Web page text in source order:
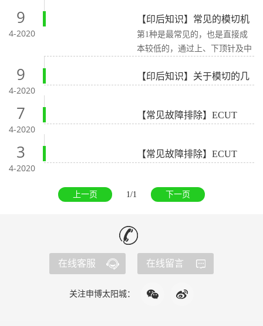
9
4-2020
【印后知识】常见的模切机
清废方式有几种？
第1种是最常见的，也是直接成
本较低的，通过上、下顶针及中
点是成本低廉，清废工具可重复
慢，适用于中短单产品，这类方
单，需要准备很多顶针，及几套
清废板框，需要场地保存调整好
使用前仍需一定时间检查清废效
果，进行再次的检查并调试
9
4-2020
【印后知识】关于模切的几
个问题？
7
4-2020
【常见故障排除】ECUT
1620SA 16号灯报警原因
3
4-2020
【常见故障排除】ECUT
1620SA 18号灯报警原因
上一页 1/1 下一页
在线客服 在线留言
关注申博太阳城：